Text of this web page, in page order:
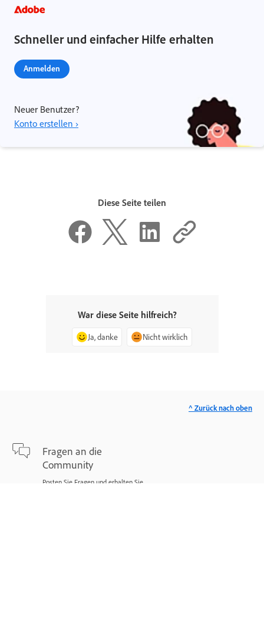
Schneller und einfacher Hilfe erhalten
Anmelden
Neuer Benutzer?
Konto erstellen ›
Diese Seite teilen
War diese Seite hilfreich?
Ja, danke Nicht wirklich
Fragen an die
Community
Posten Sie Fragen und erhalten Sie
^ Zurück nach oben